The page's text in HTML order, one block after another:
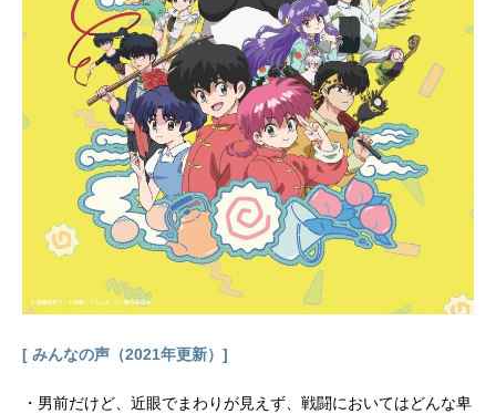
年10月3日（木）～2014年3月27日
（木）TBSほか話数全25話キャスト
纏流子（まといりゅうこ）：小清水
亜美鬼龍院皐月（きりゅういんさつ
き）：柚木涼香満艦飾マコ（まんか
んしょくまこ）：洲崎綾美木杉愛九
郎（みきすぎあいくろう）：三木眞
一郎猿投山渦（さなげやまうず）：
檜山修之犬牟田宝火（いぬむたほう
か）：吉野裕行蟇郡苛（がまごおり
いら）：稲田徹蛇崩乃音（じゃくず
れののん）：新谷真弓鮮血（せんけ
つ）：関俊彦スタッフ原作：TRIGG
ーズ構成・脚本：中島かずきキャラ
お副監督：雨宮哲アートディレクタ
[ みんなの声（2021年更新）]
・男前だけど、近眼でまわりが見えず、戦闘においてはどんな卑